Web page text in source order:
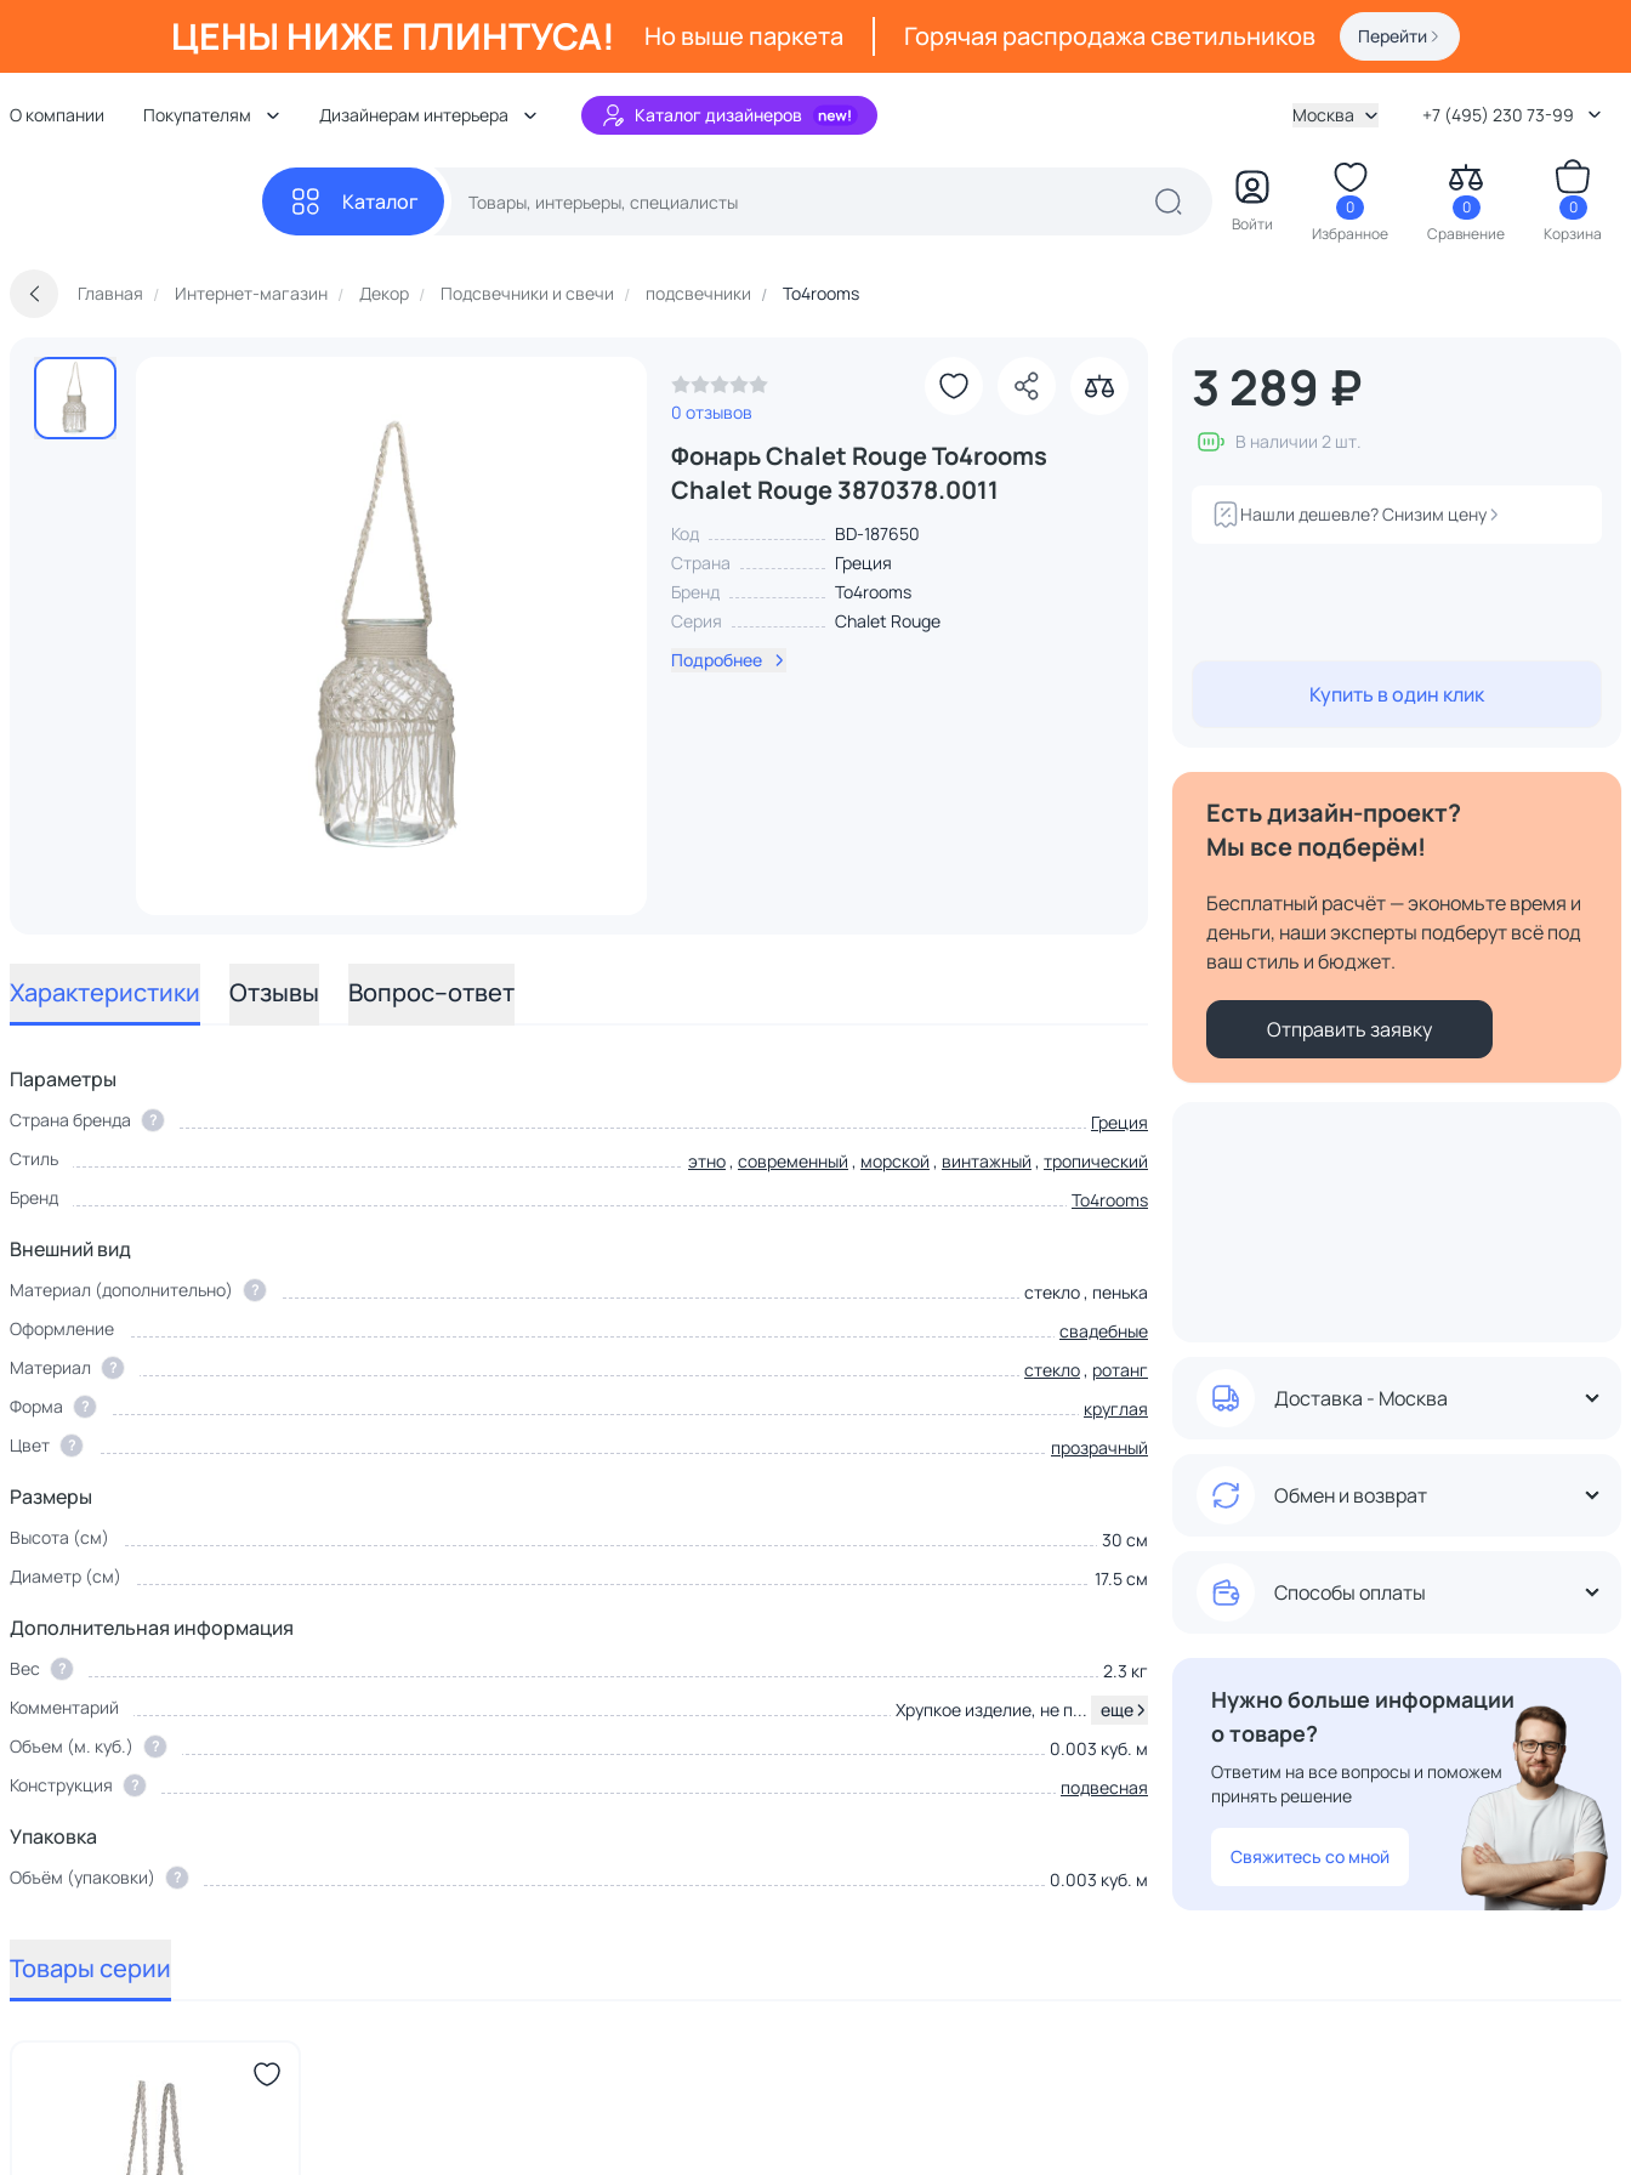
ЦЕНЫ НИЖЕ ПЛИНТУСА! Но выше паркета Горячая распродажа светильников Перейти
О компании Покупателям Дизайнерам интерьера Каталог дизайнеров Москва +7 (495) 230 73-99
Каталог
Войти
0
Избранное
0
Сравнение
0
Корзина
Главная Интернет-магазин Декор Подсвечники и свечи подсвечники To4rooms
0 отзывов
Фонарь Chalet Rouge To4rooms
Chalet Rouge 3870378.0011
Код
BD-187650
Страна
Греция
Бренд
To4rooms
Серия
Chalet Rouge
Подробнее
Характеристики Отзывы Вопрос–ответ
Параметры
Страна бренда ?
Греция
Стиль
этно, современный , морской , винтажный , тропический
Бренд
To4rooms
Внешний вид
Материал (дополнительно) ?
стекло , пенька
Оформление
свадебные
Материал
? стекло, ротанг
Форма
?
круглая
Цвет
? прозрачный
Размеры
Высота (см)
30 см
Диаметр (см)
17.5 см
Дополнительная информация
Вес ?
2.3 кг
Комментарий
Хрупкое изделие, не п... еще
Объем (м. куб.) ?
0.003 куб. м
Конструкция
? подвесная
Упаковка
Объём (упаковки) ? 0.003 куб. м
3 289 ₽
В наличии 2 шт.
Нашли дешевле? Снизим цену
Купить в один клик
Есть дизайн-проект?
Мы все подберём!
Бесплатный расчёт — экономьте время и
деньги, наши эксперты подберут всё под
ваш стиль и бюджет.
Отправить заявку
Доставка - Москва
Обмен и возврат
Способы оплаты
Нужно больше информации
о товаре?
Ответим на все вопросы и поможем
принять решение
Свяжитесь со мной
Товары серии